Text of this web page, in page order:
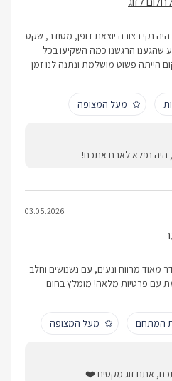
נקי בצורה יוצאת דופן, מסודר, שקט
שהגענו הרגשנו כמה השקיעו בכל
הייתה פשוט מושלמת ונתנה לנו זמן
מעל המצופה
היה נפלא לארח אתכם!
03.05.2026
מרווח ונעים, עם נשנושים וחלב
עם פרטיות מלאה! מומלץ בחום
המתחם
מעל המצופה
אתם זוג מקסים ❤️